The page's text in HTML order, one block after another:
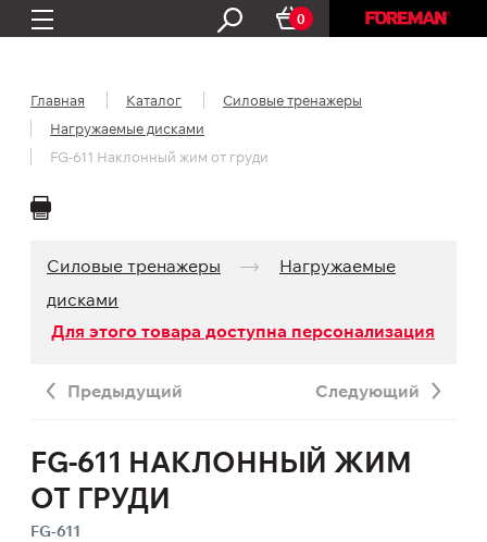
0
Главная Каталог
Силовые тренажеры
Нагружаемые дисками
FG-611 Наклонный жим от груди
Силовые тренажеры
Нагружаемые
дисками
Для этого товара доступна персонализация
Предыдущий Следующий
FG-611 НАКЛОННЫЙ ЖИМ
ОТ ГРУДИ
FG-611